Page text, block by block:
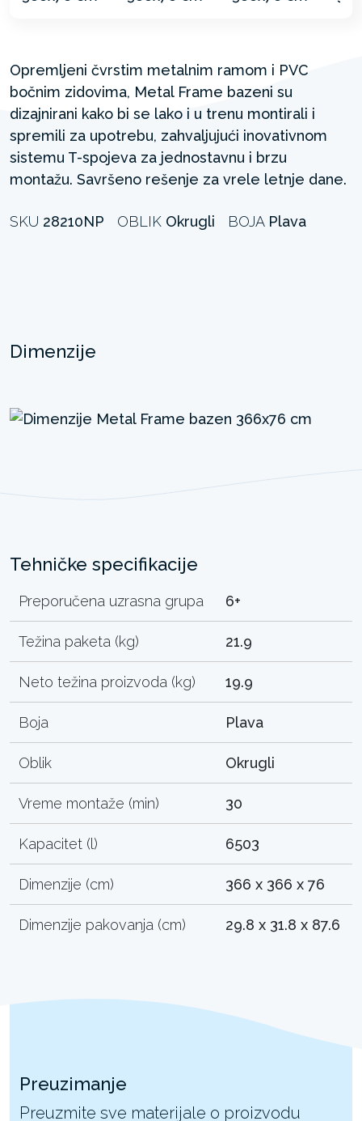
Opremljeni čvrstim metalnim ramom i PVC
bočnim zidovima, Metal Frame bazeni su
dizajnirani kako bi se lako i u trenu montirali i
spremili za upotrebu, zahvaljujući inovativnom
sistemu T-spojeva za jednostavnu i brzu
montažu. Savršeno rešenje za vrele letnje dane.
SKU 28210NP OBLIK Okrugli BOJA Plava
Dimenzije
Tehničke specifikacije
Preporučena uzrasna grupa 6+
Težina paketa (kg) 21.9
Neto težina proizvoda (kg) 19.9
Boja Plava
Oblik Okrugli
Vreme montaže (min) 30
Kapacitet (l) 6503
Dimenzije (cm) 366 x 366 x 76
Dimenzije pakovanja (cm) 29.8 x 31.8 x 87.6
Preuzimanje
Preuzmite sve materijale o proizvodu